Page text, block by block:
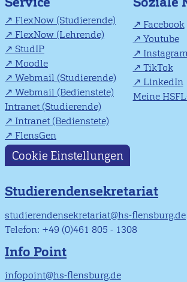
FlexNow (Studierende)
FlexNow (Lehrende)
StudIP
Moodle
Webmail (Studierende)
Webmail (Bedienstete)
Intranet (Studierende)
Intranet (Bedienstete)
FlensGen
Facebook
Youtube
TikTok
LinkedIn
Meine
Cookie Einstellungen
Studierendensekretariat
studierendensekretariat@hs-flensburg.de
Telefon: +49 (0)461 805 - 1308
Info Point
infopoint@hs-flensburg.de